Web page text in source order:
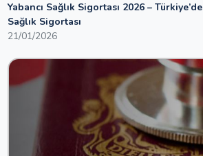
Yabancı Sağlık Sigortası 2026 –
Sağlık Sigortası
21/01/2026